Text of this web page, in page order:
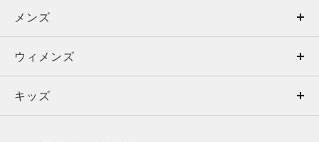
メンズ
ウィメンズ
キッズ
メンズ
トップス
ボトムス
ウィメンズ
トップス
キッズ